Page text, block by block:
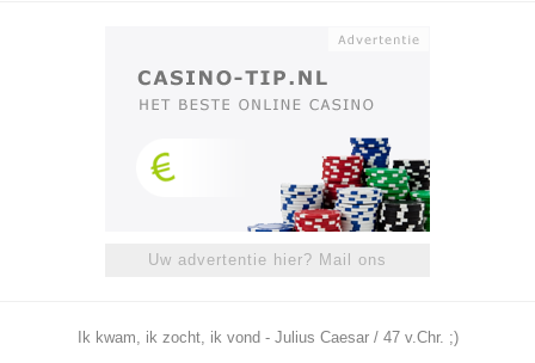
Uw advertentie hier? Mail ons
Ik kwam, ik zocht, ik vond - Julius Caesar / 47 v.Chr. ;)